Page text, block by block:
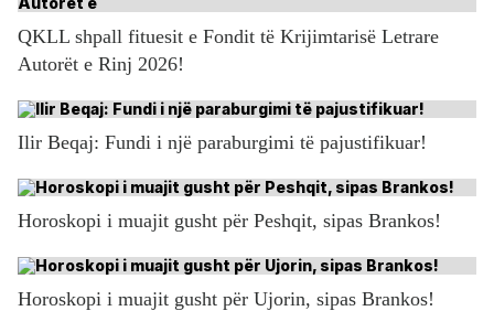
QKLL shpall fituesit e Fondit të Krijimtarisë Letrare
Autorët e Rinj 2026!
Ilir Beqaj: Fundi i një paraburgimi të pajustifikuar!
Horoskopi i muajit gusht për Peshqit, sipas Brankos!
Horoskopi i muajit gusht për Ujorin, sipas Brankos!